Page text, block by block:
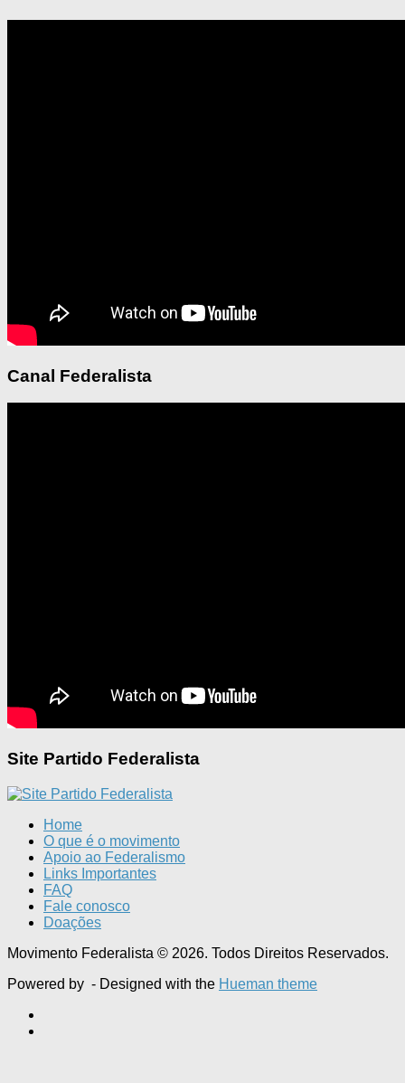
Canal Federalista
Site Partido Federalista
Home
O que é o movimento
Apoio ao Federalismo
Links Importantes
FAQ
Fale conosco
Doações
Movimento Federalista © 2026. Todos Direitos Reservados.
Powered by - Designed with the Hueman theme